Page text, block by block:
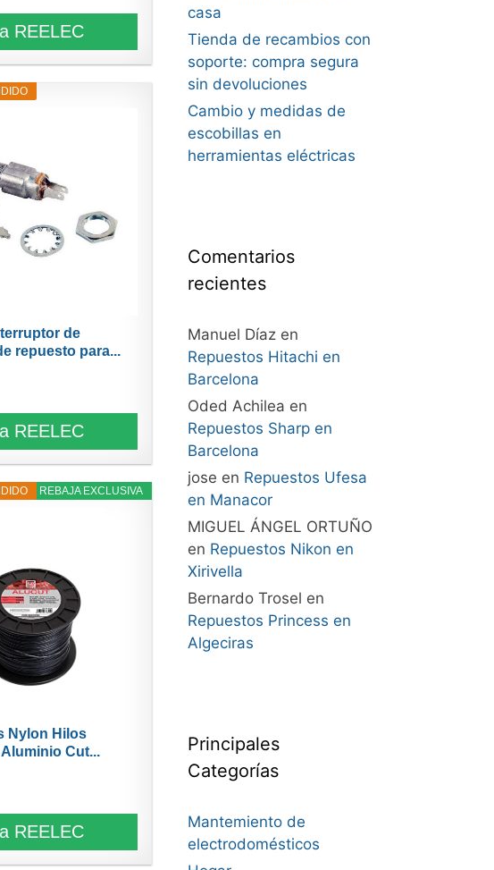
REELEC
de
repuesto para...
REELEC
13% REBAJA EXCLUSIVA
Nylon Hilos
Cut...
REELEC
casa
Tienda de recambios con
soporte: compra segura
sin devoluciones
Cambio y medidas de
escobillas en
herramientas eléctricas
Comentarios
recientes
Manuel Díazen
Repuestos Hitachi en
Barcelona
Oded Achilea en
Repuestos Sharp en
Barcelona
jose en Repuestos Ufesa
en Manacor
MIGUEL ÁNGEL ORTUÑO
en Repuestos Nikon en
Xirivella
Bernardo Trosel en
Repuestos Princess en
Algeciras
Principales
Categorías
Mantemiento de
electrodomésticos